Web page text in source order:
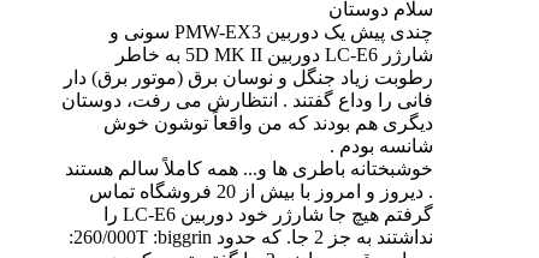
سلام دوستان
چندی پیش یک دوربین PMW-EX3 سونی و
شارژر LC-E6 دوربین 5D MK II به خاطر
رطوبت زیاد جنگل و نوسان برق (موتور برق) دار
فانی را وداع گفتند . انتظارش می رفت، دوستان
دیگری هم بودند که من واقعاً توشون خوش
شانسه بودم .
خوشبختانه باطری ها و... همه کاملاً سالم هستند
. دیروز و امروز با بیش از 20 فروشگاه تماس
گرفتم هیچ جا شارژر خود دوربین LC-E6 را
نداشتند به جز 2 جا. که حدود 260/000T :biggrin: